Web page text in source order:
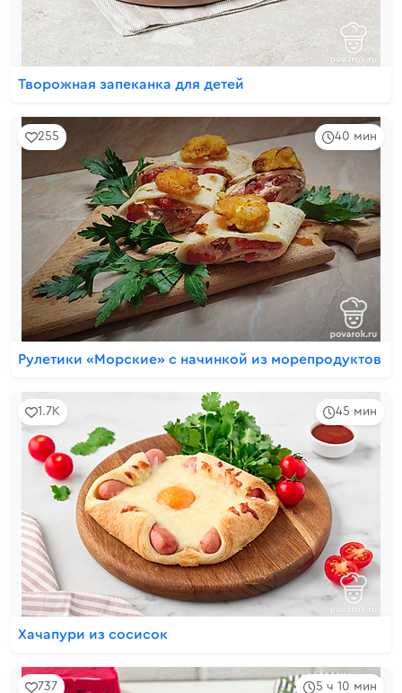
Творожная запеканка для детей
40 мин
255
Рулетики «Морские» с начинкой из морепродуктов
45 мин
1.7K
Хачапури из сосисок
5 ч 10 мин
737